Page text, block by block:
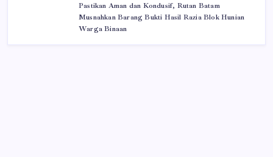
Pastikan Aman dan Kondusif, Rutan Batam
Musnahkan Barang Bukti Hasil Razia Blok Hunian
Warga Binaan